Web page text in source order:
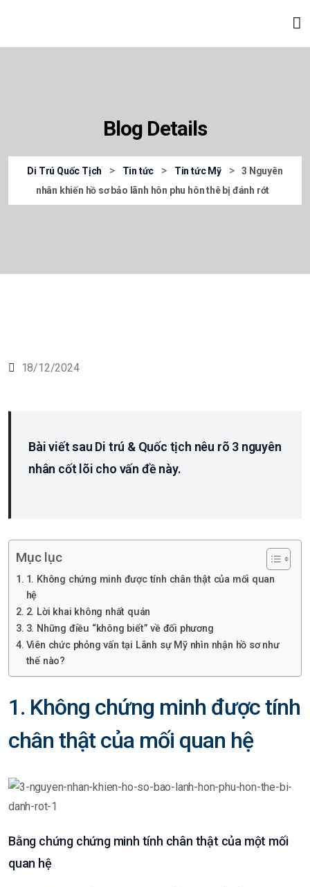
Blog Details
Di Trú Quốc Tịch > Tin tức > Tin tức Mỹ >
3 Nguyên
nhân khiến hồ sơ bảo lãnh hôn phu hôn thê bị đánh rớt
18/12/2024
Bài viết sau Di trú & Quốc tịch nêu rõ 3 nguyên
nhân cốt lõi cho vấn đề này.
Mục lục
1. Không chứng minh được tính chân thật của mối quan
hệ
2. Lời khai không nhất quán
3. Những điều “không biết” về đối phương
Viên chức phỏng vấn tại Lãnh sự Mỹ nhìn nhận hồ sơ như
thế nào?
1. Không chứng minh được tính
chân thật của mối quan hệ
Bằng chứng chứng minh tính chân thật của một mối
quan hệ